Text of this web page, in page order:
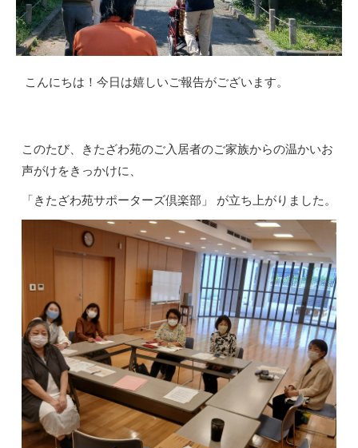
こんにちは！今日は嬉しいご報告がございます。
このたび、きたざわ苑のご入居者のご家族からの温かいお
声がけをきっかけに、
「きたざわ苑サポーターズ倶楽部」 が立ち上がりました。